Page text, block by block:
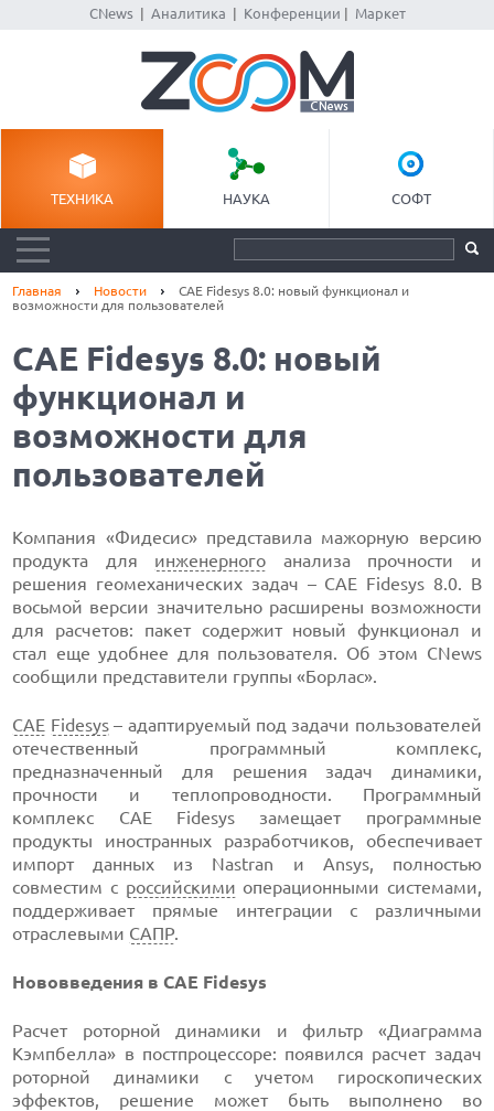
CNews| Аналитика Конференции Маркет
ТЕХНИКА НАУКА СОФТ
Главная Новости
CAE Fidesys 8.0: новый функционал и
возможности для пользователей
CAE Fidesys 8.0: новый
функционал и
возможности для
пользователей
Компания «Фидесис» представила мажорную версию
продукта для инженерного анализа прочности и
решения геомеханических задач – CAE Fidesys 8.0. В
восьмой версии значительно расширены возможности
для расчетов: пакет содержит новый функционал и
стал еще удобнее для пользователя. Об этом CNews
сообщили представители группы «Борлас».
CAE Fidesys– адаптируемый под задачи пользователей
отечественный программный комплекс,
предназначенный для решения задач динамики,
прочности и теплопроводности. Программный
комплекс CAE Fidesys замещает программные
продукты иностранных разработчиков, обеспечивает
импорт данных из Nastran и Ansys, полностью
совместим с российскими операционными системами,
поддерживает прямые интеграции с различными
отраслевыми САПР.
Нововведения в CAE Fidesys
Расчет роторной динамики и фильтр «Диаграмма
Кэмпбелла» в постпроцессоре: появился расчет задач
роторной динамики с учетом гироскопических
эффектов, решение может быть выполнено во